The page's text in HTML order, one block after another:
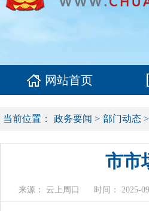
网站首页
当前位置： 政务要闻 > 部门动态 >
市市
来源： 云上周口 时间： 2025-